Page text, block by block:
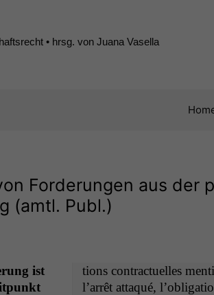
• hrsg. von Juana Vasella
Forderungen aus der
(amtl. Publ.)
ist
tions con­tractuelles
l’ar­rêt attaqué,